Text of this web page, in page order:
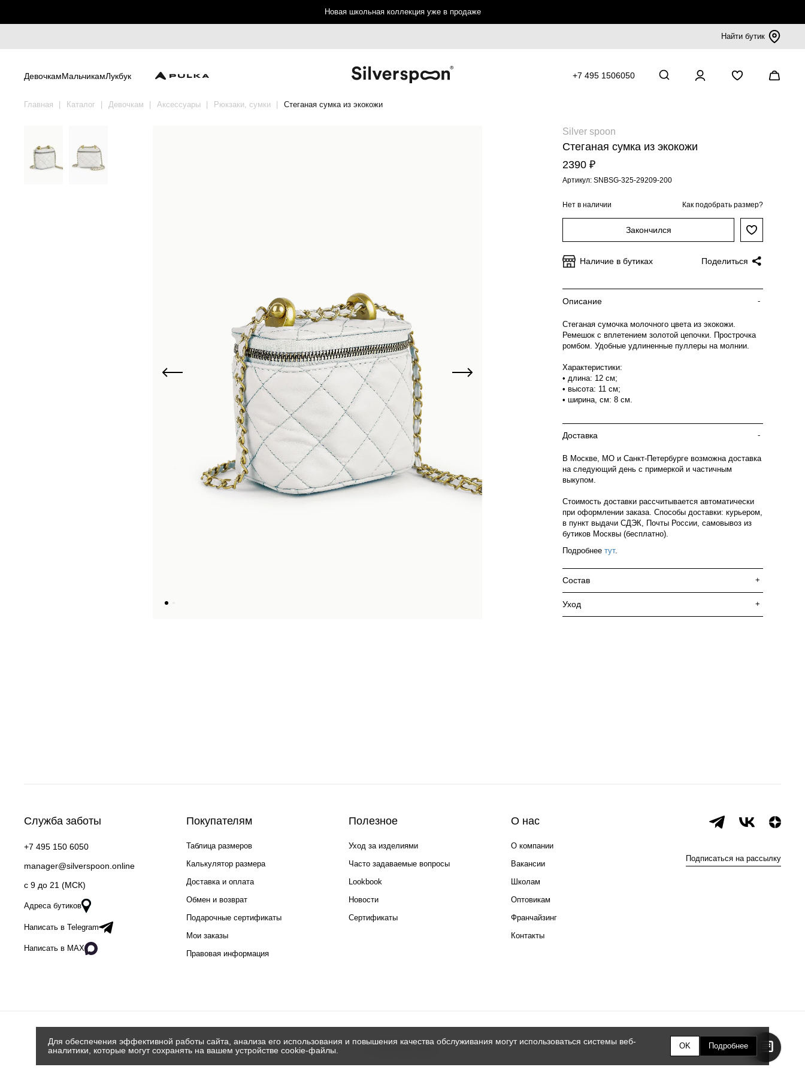
Новая школьная коллекция уже в продаже
Найти бутик
ДевочкамМальчикамЛукбук +7 495 1506050
Главная Каталог Девочкам Аксессуары Рюкзаки, сумки Стеганая сумка из экокожи
Silver spoon
Стеганая сумка из экокожи
2390 ₽
Артикул: SNBSG-325-29209-200
Нет в наличии Как подобрать размер?
Закончился
Наличие в бутиках Поделиться
Описание -
Стеганая сумочка молочного цвета из экокожи.
Ремешок с вплетением золотой цепочки. Прострочка
ромбом. Удобные удлиненные пуллеры на молнии.
Характеристики:
• длина: 12 см;
• высота: 11 см;
• ширина, см: 8 см.
Доставка -
В Москве, МО и Санкт-Петербурге возможна доставка
на следующий день с примеркой и частичным
выкупом.
Стоимость доставки рассчитывается автоматически
при оформлении заказа. Способы доставки: курьером,
в пункт выдачи СДЭК, Почты России, самовывоз из
бутиков Москвы (бесплатно).
Подробнее тут.
Состав +
Уход +
Служба заботы
+7 495 150 6050
manager@silverspoon.online
c 9 до 21 (МСК)
Адреса бутиков
Написать в Telegram
Написать в MAX
Покупателям
Таблица размеров
Калькулятор размера
Доставка и оплата
Обмен и возврат
Подарочные сертификаты
Мои заказы
Правовая информация
Полезное
Уход за изделиями
Часто задаваемые вопросы
Lookbook
Новости
Сертификаты
О нас
О компании
Вакансии
Школам
Оптовикам
Франчайзинг
Контакты
Подписаться на рассылку
Для обеспечения эффективной работы сайта, анализа его использования и повышения качества обслуживания могут использоваться системы веб-
аналитики, которые могут сохранять на вашем устройстве cookie-файлы.
OK Подробнее